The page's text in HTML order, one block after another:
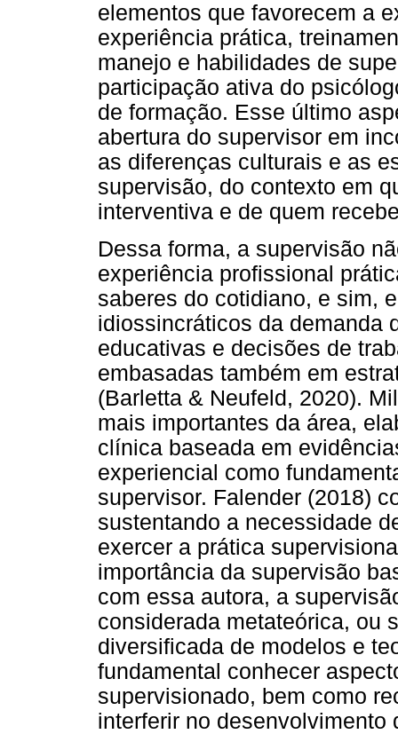
elementos que favorecem a
experiência prática,
manejo e habilidades de
participação ativa do
de formação. Esse último
abertura do supervisor em
as diferenças culturais e as
supervisão, do contexto em
interventiva e de quem
Dessa forma, a supervisão
experiência profissional
saberes do cotidiano, e sim,
idiossincráticos da demanda
educativas e decisões de
embasadas também em
(Barletta & Neufeld, 2020).
mais importantes da área,
clínica baseada em
experiencial como
supervisor. Falender (2018)
sustentando a necessidade
exercer a prática
importância da supervisão
com essa autora, a
considerada metateórica, ou
diversificada de modelos e
fundamental conhecer
supervisionado, bem como
interferir no desenvolvimento